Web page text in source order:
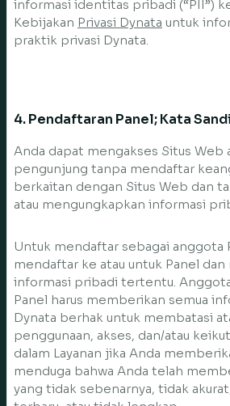
informasi identitas pribadi (“PII”)
Kebijakan Privasi Dynata untuk
praktik privasi Dynata.
4. Pendaftaran Panel; Kata
Anda dapat mengakses Situs Web
pengunjung tanpa mendaftar
berkaitan dengan Situs Web dan
atau mengungkapkan informasi
Untuk mendaftar sebagai anggota
mendaftar ke atau untuk Panel
informasi pribadi tertentu.
Panel harus memberikan semua
Dynata berhak untuk membatasi
penggunaan, akses, dan/atau
dalam Layanan jika Anda
menduga bahwa Anda telah
yang tidak sebenarnya, tidak